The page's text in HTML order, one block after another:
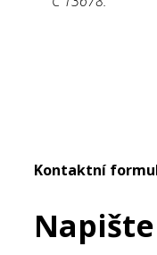
Kontaktní